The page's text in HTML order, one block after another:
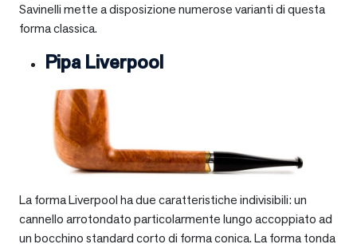
Savinelli mette a disposizione numerose varianti di questa
forma classica.
Pipa Liverpool
La forma Liverpool ha due caratteristiche indivisibili: un
cannello arrotondato particolarmente lungo accoppiato ad
un bocchino standard corto di forma conica. La forma tonda